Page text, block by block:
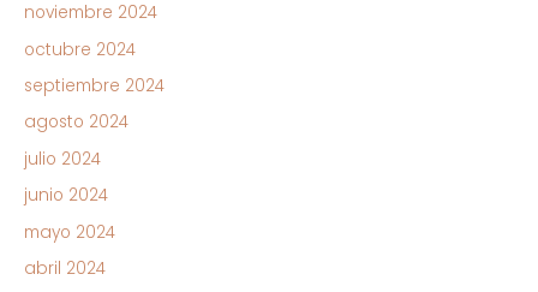
noviembre 2024
octubre 2024
septiembre 2024
agosto 2024
julio 2024
junio 2024
mayo 2024
abril 2024